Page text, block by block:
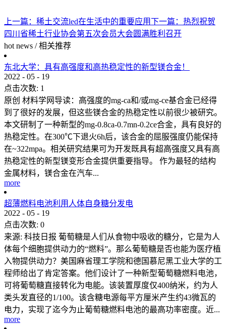
上一篇： 稀土交流led在生活中的重要应用下一篇： 热烈祝贺
四川省稀土行业协会第五次会员大会圆满胜利召开
hot news / 相关推荐
东北大学：具有高强度和高热稳定性的新型镁合金！
2022 - 05 - 19
点击次数: 1
原创 材料学网导读：高强度的mg-ca和/或mg-ce基合金已经得
到了很好的发展，但这些镁合金的热稳定性以前很少被研究。
本文研制了一种新型的mg-0.8ca-0.7mn-0.2ce合金，具有良好的
热稳定性。在300℃下退火6h后，该合金的屈服强度仍能保持
在~322mpa。相关研究结果可为开发既具有超高强度又具有高
热稳定性的新型镁变形合金提供重要指导。 作为最轻的结构
金属材料，镁合金在汽车...
more
超薄燃料电池利用人体自身糖分发电
2022 - 05 - 19
点击次数: 0
来源: 科技日报 葡萄糖是人们从食物中吸收的糖分，它是为人
体每个细胞提供动力的“燃料”。那么葡萄糖是否也能为医疗植
入物提供动力？美国麻省理工学院和德国慕尼黑工业大学的工
程师给出了肯定答案。他们设计了一种新型葡萄糖燃料电池，
可将葡萄糖直接转化为电能。该装置厚度仅400纳米，约为人
类头发直径的1/100。该含糖电源每平方厘米产生约43微瓦的
电力，实现了迄今为止葡萄糖燃料电池的最高功率密度。近...
more